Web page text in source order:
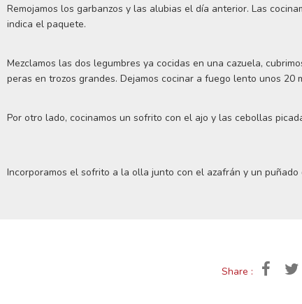
Remojamos los garbanzos y las alubias el día anterior. Las
indica el paquete.
Mezclamos las dos legumbres ya cocidas en una cazuela,
peras en trozos grandes. Dejamos cocinar a fuego lento unos 20
Por otro lado, cocinamos un sofrito con el ajo y las cebollas
Incorporamos el sofrito a la olla junto con el azafrán y un
Share :